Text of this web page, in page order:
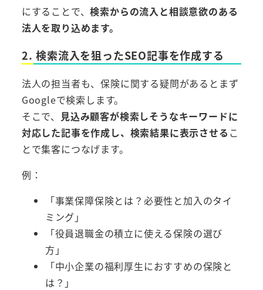
にすることで、検索からの流入と相談意欲のある
法人を取り込めます。
2. 検索流入を狙ったSEO記事を作成する
法人の担当者も、保険に関する疑問があるとまず
Googleで検索します。
そこで、 見込み顧客が検索しそうなキーワードに
対応した記事を作成し、検索結果に表示させる こ
とで集客につなげます。
例：
「事業保障保険とは？必要性と加入のタイ
ミング」
「役員退職金の積立に使える保険の選び
方」
「中小企業の福利厚生におすすめの保険と
は？」